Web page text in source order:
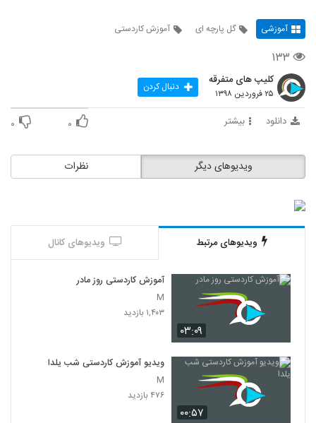
آموزشی گل پارچه ای آموزش کاردستی
۱۳۳
کلیپ های متفرقه
۲۵ فروردین ۱۳۹۸ دنبال کردن
دانلود بیشتر ۰ ۰
نظرات ویدیوهای دیگر
ویدیوهای مرتبط ویدیوهای کانال
۰۳:۰۹
آموزش کاردستی روز مادر
M
۱,۴۰۳ بازدید
۰۰:۵۷
ویدیو آموزش کاردستی شب یلدا
M
۴۷۶ بازدید